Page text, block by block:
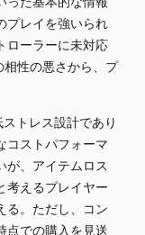
プレイを強いられ
ローラーに未対応
相性の悪さから、プ
トレス設計であり
コストパフォーマ
が、アイテムロス
考えるプレイヤー
る。ただし、コン
点での購入を見送